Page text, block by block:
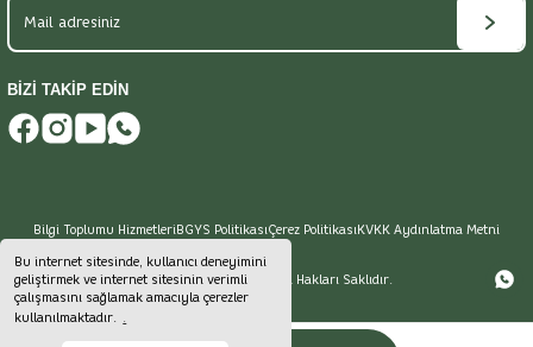
Bu internet sitesinde, kullanıcı deneyimini
geliştirmek ve internet sitesinin verimli
çalışmasını sağlamak amacıyla çerezler
kullanılmaktadır. .
BİZİ TAKİP EDİN
Atayname © 2024 - Tüm Hakları Saklıdır.
Bilgi Toplumu HizmetleriBGYS PolitikasıÇerez PolitikasıKVKK Aydınlatma Metni